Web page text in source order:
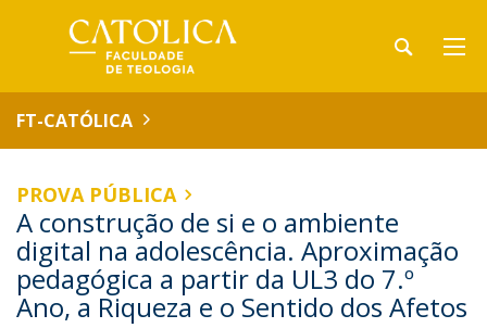
FT-CATÓLICA
PROVA PÚBLICA
A construção de si e o ambiente
digital na adolescência. Aproximação
pedagógica a partir da UL3 do 7.º
Ano, a Riqueza e o Sentido dos Afetos